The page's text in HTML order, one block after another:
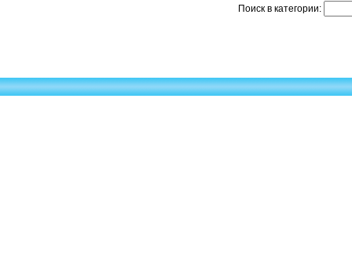
Поиск в категории: